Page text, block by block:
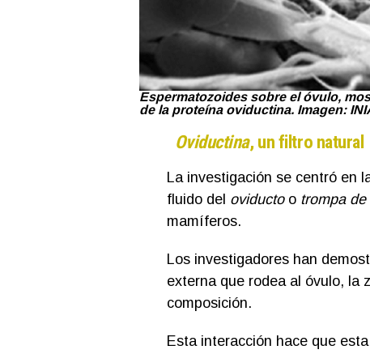
Espermatozoides sobre el óvulo,
de la proteína oviductina. Imagen:
Oviductina, un filtro natural
La investigación se centró en
fluido del oviductoo trompa de
mamíferos.
Los investigadores han
externa que rodea al óvulo, la
composición.
Esta interacción hace que